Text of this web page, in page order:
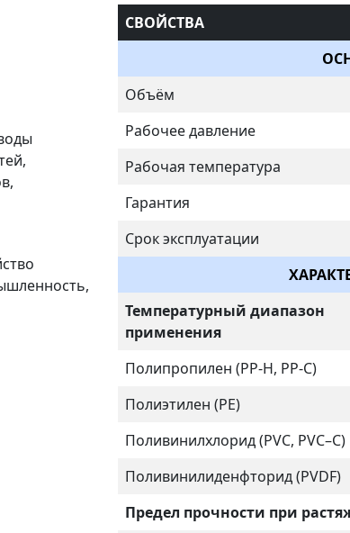
СВОЙСТВА
Объём
Рабочее давление
Рабочая температура
Гарантия
Срок эксплуатации
Температурный диапазон
применения
Полипропилен (РР-H, PP-C)
Полиэтилен (PE)
Поливинилхлорид (PVC, PVC–C)
Поливинилиденфторид (PVDF)
Предел прочности при